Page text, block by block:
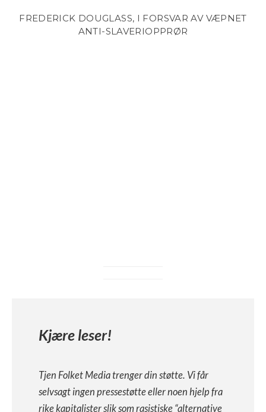
FREDERICK DOUGLASS, I FORSVAR AV VÆPNET
ANTI-SLAVERIOPPRØR
Kjære leser!
Tjen Folket Media trenger din støtte. Vi får
selvsagt ingen pressestøtte eller noen hjelp fra
rike kapitalister slik som rasistiske “alternative